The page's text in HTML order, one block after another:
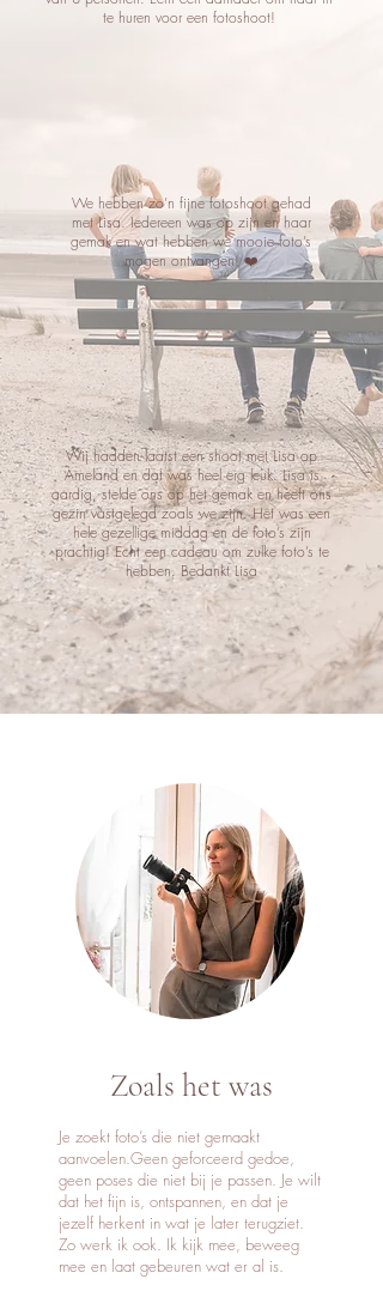
te huren voor een fotoshoot!
We hebben zo’n fijne fotoshoot gehad
met Lisa. Iedereen was op zijn en haar
gemak en wat hebben we mooie foto’s
mogen ontvangen! ❤️
Wij hadden laatst een shoot met Lisa op
Ameland en dat was heel erg leuk. Lisa is
aardig, stelde ons op het gemak en heeft ons
gezin vastgelegd zoals we zijn. Het was een
hele gezellige middag en de foto’s zijn
prachtig! Echt een cadeau om zulke foto’s te
hebben. Bedankt Lisa
Zoals het was
Je zoekt foto’s die niet gemaakt
aanvoelen.Geen geforceerd gedoe,
geen poses die niet bij je passen. Je wilt
dat het fijn is, ontspannen, en dat je
jezelf herkent in wat je later terugziet.
Zo werk ik ook. Ik kijk mee, beweeg
mee en laat gebeuren wat er al is.